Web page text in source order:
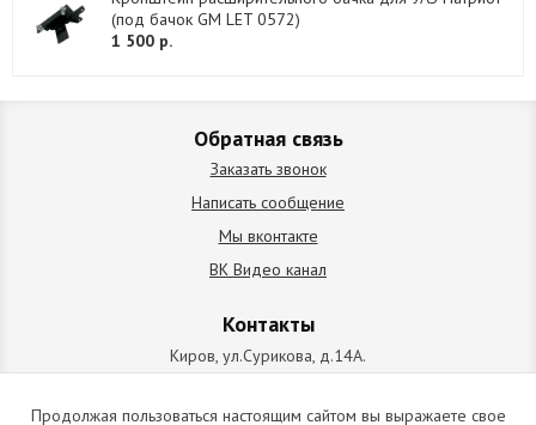
(под бачок GM LET 0572)
1 500 р.
Обратная связь
Заказать звонок
Написать сообщение
Мы вконтакте
ВК Видео канал
Контакты
Киров, ул.Сурикова, д.14А.
схема проезда
+7 (912) 827-92-55
Продолжая пользоваться настоящим сайтом вы выражаете свое